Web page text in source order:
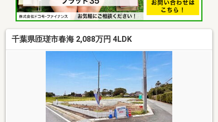
千葉県匝瑳市春海 2,088万円 4LDK